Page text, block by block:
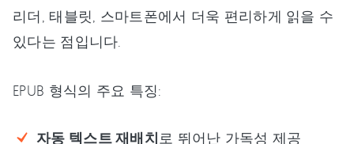
리더, 태블릿, 스마트폰에서 더욱 편리하게 읽을 수
있다는 점입니다.
EPUB 형식의 주요 특징:
자동 텍스트 재배치 로 뛰어난 가독성 제공